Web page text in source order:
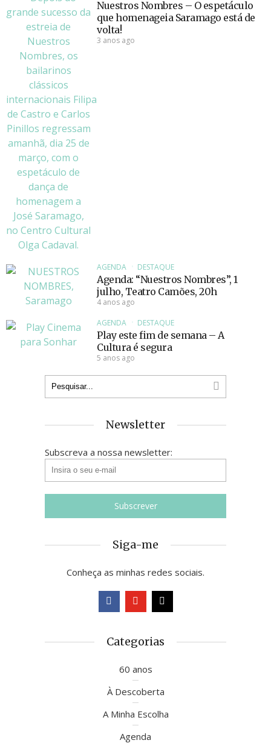
Nuestros Nombres – O espetáculo
que homenageia Saramago está de
volta!
3 anos ago
AGENDA DESTAQUE
Agenda: “Nuestros Nombres”, 1
julho, Teatro Camões, 20h
4 anos ago
AGENDA
DESTAQUE
Play este fim de semana – A
Cultura é segura
5 anos ago
Newsletter
Subscreva a nossa newsletter:
Siga-me
Conheça as minhas redes sociais.
Categorias
60 anos
À Descoberta
A Minha Escolha
Agenda